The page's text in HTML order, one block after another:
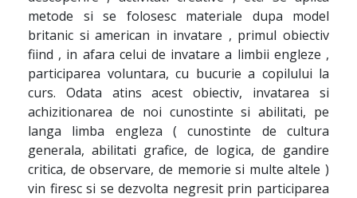
metode si se folosesc materiale dupa model
britanic si american in invatare , primul obiectiv
fiind , in afara celui de invatare a limbii engleze ,
participarea voluntara, cu bucurie a copilului la
curs. Odata atins acest obiectiv, invatarea si
achizitionarea de noi cunostinte si abilitati, pe
langa limba engleza ( cunostinte de cultura
generala, abilitati grafice, de logica, de gandire
critica, de observare, de memorie si multe altele )
vin firesc si se dezvolta negresit prin participarea